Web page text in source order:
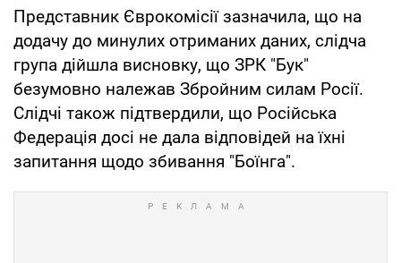
Представник Єврокомісії зазначила, що на
додачу до минулих отриманих даних, слідча
група дійшла висновку, що ЗРК "Бук"
безумовно належав Збройним силам Росії.
Слідчі також підтвердили, що Російська
Федерація досі не дала відповідей на їхні
запитання щодо збивання "Боїнга".